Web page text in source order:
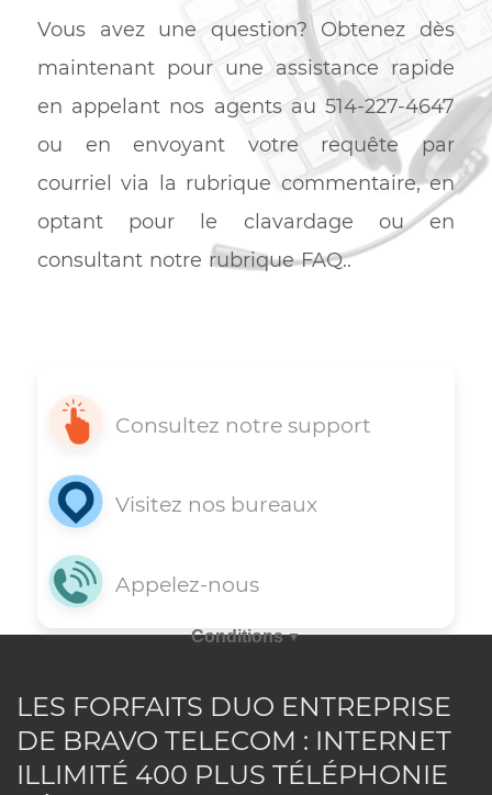
LES FORFAITS DUO ENTREPRISE
DE BRAVO TELECOM : INTERNET
ILLIMITÉ 400 PLUS TÉLÉPHONIE
Grâce à l’application Tether sur votre
smartphone, vous aurez la possibilité de
contrôler et configurer votre routeur TP-
LINK à distance et d’assurer la sécurité de
vos enfants en bénéficiant de l’option du
contrôle parental.
Vous avez une question? Obtenez
maintenant pour une assistance
en appelant nos agents au 514-227-
ou en envoyant votre requête
optant pour le clavardage ou
consultant notre rubrique FAQ..